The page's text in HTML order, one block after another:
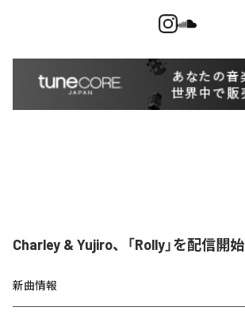
Charley & Yujiro、「Rolly」を配信開始
新曲情報